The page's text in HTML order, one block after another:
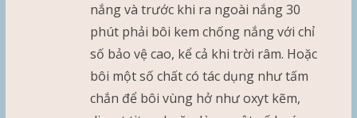
nắng và trước khi ra ngoài nắng 30
phút phải bôi kem chống nắng với chỉ
số bảo vệ cao, kể cả khi trời râm. Hoặc
bôi một số chất có tác dụng như tấm
chắn để bôi vùng hở như oxyt kẽm,